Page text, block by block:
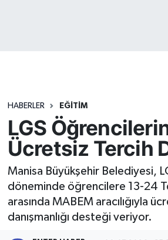
HABERLER EĞİTİM
LGS
Ücretsiz Tercih
Manisa Büyükşehir Belediyesi,
döneminde öğrencilere 13-24
arasında MABEM aracılığıyla
danışmanlığı desteği veriyor.